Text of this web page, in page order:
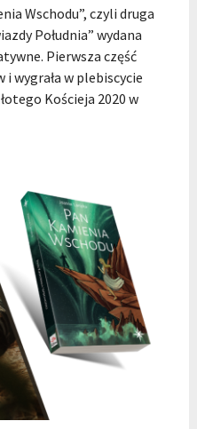
Wschodu”, czyli druga
Południa” wydana
Pierwsza część
i wygrała w plebiscycie
Kościeja 2020 w